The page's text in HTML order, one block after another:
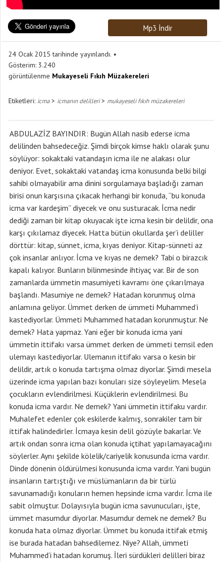
Mp3 İndir
24 Ocak 2015 tarihinde yayınlandı.
Gösterim: 3.240
görüntülenme Mukayeseli Fıkıh Müzakereleri
Etiketleri: icma> icmanın delilleri> mukayeseli fıkıh müzakereleri
ABDULAZİZ BAYINDIR: Bugün Allah nasib ederse icma
delilinden bahsedeceğiz. Şimdi birçok kimse haklı olarak şunu
söylüyor: sokaktaki vatandaşın icma ile ne alakası olur
deniyor. Evet, sokaktaki vatandaş icma konusunda belki bilgi
sahibi olmayabilir ama dinini sorgulamaya başladığı zaman
birisi onun karşısına çıkacak herhangi bir konuda, “bu konuda
icma var kardeşim” diyecek ve onu susturacak. İcma nedir
dediği zaman bir kitap okuyacak işte icma kesin bir delildir, ona
karşı çıkılamaz diyecek. Hatta bütün okullarda şer’i deliller
dörttür: kitap, sünnet, icma, kıyas deniyor. Kitap-sünneti az
çok insanlar anlıyor. İcma ve kıyas ne demek? Tabi o birazcık
kapalı kalıyor. Bunların bilinmesinde ihtiyaç var. Bir de son
zamanlarda ümmetin masumiyeti kavramı öne çıkarılmaya
başlandı. Masumiye ne demek? Hatadan korunmuş olma
anlamına geliyor. Ümmet derken de ümmeti Muhammed’i
kastediyorlar. Ümmeti Muhammed hatadan korunmuştur. Ne
demek? Hata yapmaz. Yani eğer bir konuda icma yani
ümmetin ittifakı varsa ümmet derken de ümmeti temsil eden
ulemayı kastediyorlar. Ulemanın ittifakı varsa o kesin bir
delildir, artık o konuda tartışma olmaz diyorlar. Şimdi mesela
üzerinde icma yapılan bazı konuları size söyleyelim. Mesela
çocukların evlendirilmesi. Küçüklerin evlendirilmesi. Bu
konuda icma vardır. Ne demek? Yani ümmetin ittifaku vardır.
Muhalefet edenler çok eskilerde kalmış, sonrakiler tam bir
ittifak halindedirler. İcmaya kesin delil gözüyle bakarlar. Ve
artık ondan sonra icma olan konuda içtihat yapılamayacağını
söylerler. Aynı şekilde kölelik/cariyelik konusunda icma vardır.
Dinde dönenin öldürülmesi konusunda icma vardır. Yani bugün
insanların tartıştığı ve müslümanların da bir türlü
savunamadığı konuların hemen hepsinde icma vardır. İcma ile
sabit olmuştur. Dolayısıyla bugün icma savunucuları, işte,
ümmet masumdur diyorlar. Masumdur demek ne demek? Bu
konuda hata olmaz diyorlar. Ümmet bu konuda ittifak etmiş
ise burada hatadan bahsedilemez. Niye? Allah, ümmeti
Muhammed’i hatadan korumuş. İleri sürdükleri delilleri biraz